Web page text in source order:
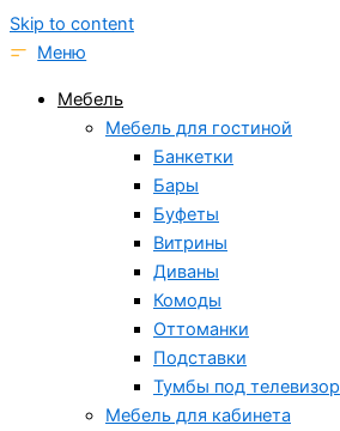
Skip to content
Меню
Мебель
Мебель для гостиной
Банкетки
Бары
Буфеты
Витрины
Диваны
Комоды
Оттоманки
Подставки
Тумбы под телевизор
Мебель для кабинета